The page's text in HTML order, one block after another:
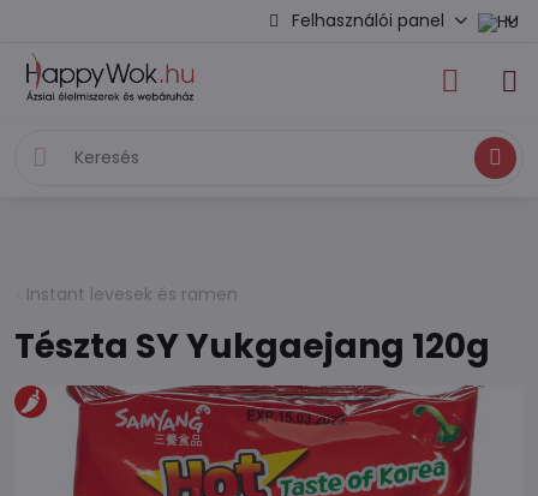
Felhasználói panel
Keresés
Instant levesek és ramen
Tészta SY Yukgaejang 120g